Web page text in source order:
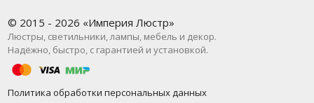
© 2015 - 2026 «Империя Люстр»
Люстры, светильники, лампы, мебель и декор.
Надёжно, быстро, с гарантией и установкой.
Политика обработки персональных данных